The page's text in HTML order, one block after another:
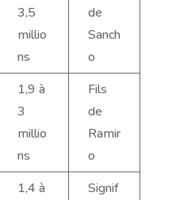
3,5
millio
ns
de
Sanch
o
1,9 à
3
millio
ns
Fils
de
Ramir
o
1,4 à
Signif